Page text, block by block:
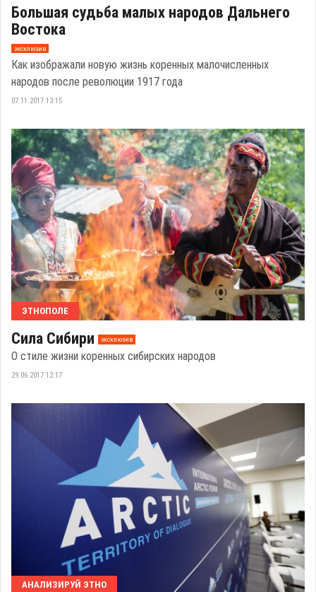
Большая судьба малых народов Дальнего
Востока
эксклюзив
Как изображали новую жизнь коренных малочисленных
народов после революции 1917 года
07.11.2017 13:15
ЭТНОПОЛЕ
Сила Сибири эксклюзив
О стиле жизни коренных сибирских народов
29.06.2017 12:17
АНАЛИЗИРУЙ ЭТНО